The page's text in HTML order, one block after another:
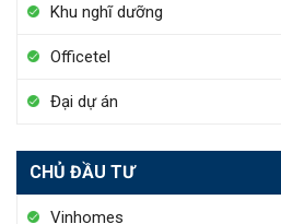
Khu nghĩ dưỡng
Officetel
Đại dự án
CHỦ ĐẦU TƯ
Vinhomes